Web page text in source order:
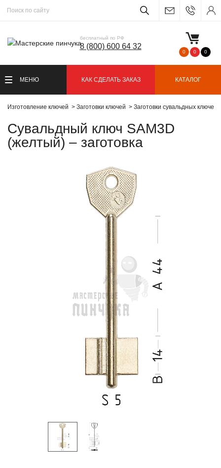
бесплатный по РФ
8 (800) 600 64 32
0 0 0
МЕНЮ КАК СДЕЛАТЬ ЗАКАЗ КАТАЛОГ
Изготовление ключей Заготовки ключей Заготовки сувальдных ключей
Сувальдный ключ SAM3D
(желтый) – заготовка